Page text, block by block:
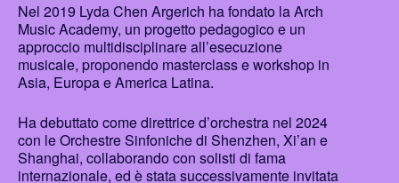
Nel 2019 Lyda Chen Argerich ha fondato la Arch
Music Academy, un progetto pedagogico e un
approccio multidisciplinare all’esecuzione
musicale, proponendo masterclass e workshop in
Asia, Europa e America Latina.
Ha debuttato come direttrice d’orchestra nel 2024
con le Orchestre Sinfoniche di Shenzhen, Xi’an e
Shanghai, collaborando con solisti di fama
internazionale, ed è stata successivamente invitata